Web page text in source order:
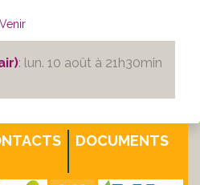
: lun. 10 août à 21h30min
DOCUMENTS